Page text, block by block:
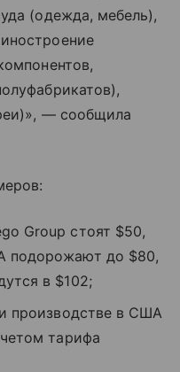
(одежда, мебель),
— сообщила
Group стоят $50,
подорожают до $80,
в $102;
производстве в США
тарифа